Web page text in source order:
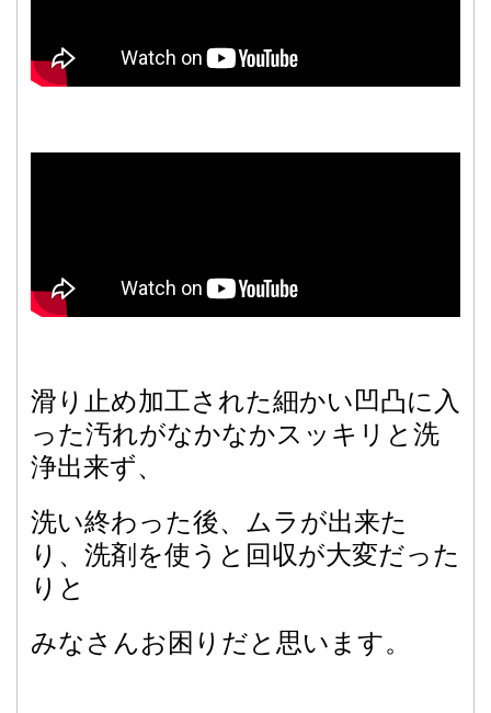
滑り止め加工された細かい凹凸に入
った汚れがなかなかスッキリと洗
浄出来ず、
洗い終わった後、ムラが出来た
り、洗剤を使うと回収が大変だった
りと
みなさんお困りだと思います。